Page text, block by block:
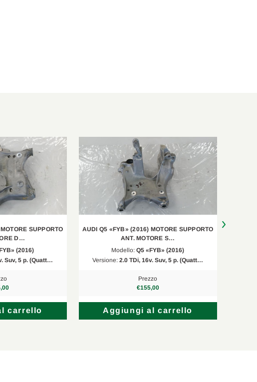
SUPPORTO
D…
(2016)
Suv, 5 p. (Quatt…
carrello
AUDI Q5 «FYB» (2016) MOTORE SUPPORTO
ANT. MOTORE S…
Modello: Q5 «FYB» (2016)
Versione: 2.0 TDi, 16v. Suv, 5 p. (Quatt…
Prezzo
€155,00
Aggiungi al carrello